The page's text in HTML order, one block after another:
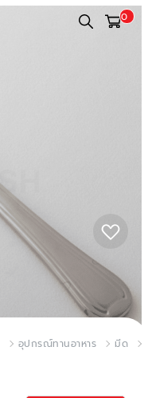
0
อุปกรณ์ทานอาหาร
มีด